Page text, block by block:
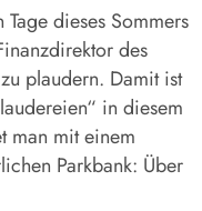
dieses Sommers
des
plaudern. Damit ist
in diesem
man mit einem
Parkbank: Über